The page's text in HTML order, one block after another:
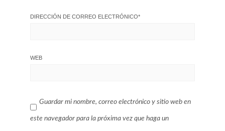
DIRECCIÓN DE CORREO ELECTRÓNICO*
WEB
Guardar mi nombre, correo electrónico y sitio web en
este navegador para la próxima vez que haga un